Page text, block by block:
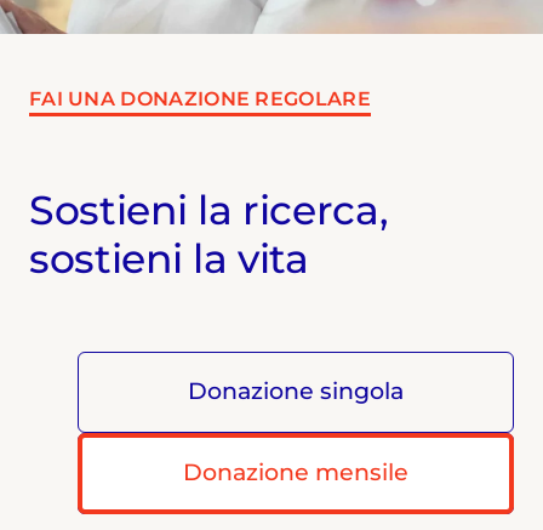
FAI UNA DONAZIONE REGOLARE
Sostieni la ricerca,
sostieni la vita
Donazione singola
Donazione mensile